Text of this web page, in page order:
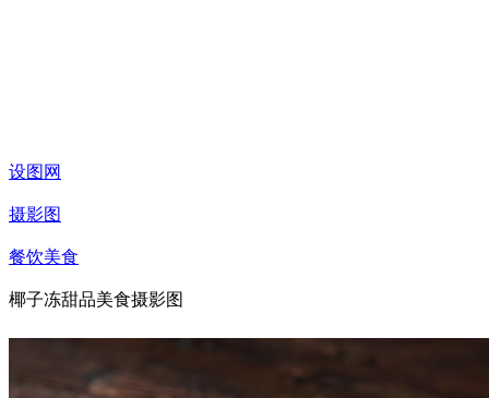
设图网
摄影图
餐饮美食
椰子冻甜品美食摄影图